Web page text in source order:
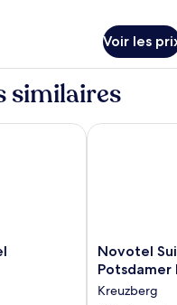
Voir les
similaires
Novotel
Suites
City
Novotel
Potsdamer
Kreuzberg
Novotel